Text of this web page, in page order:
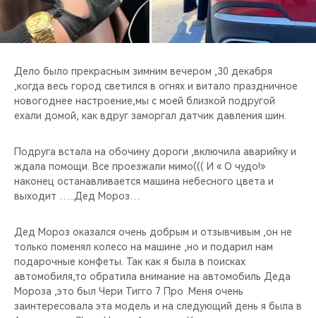
CHERY И СПОРТ
НАШИ МЕРОПРИЯТИЯ
ВИДЕООБЗОРЫ
CHERY ДЛЯ ДЕТЕЙ
Дело было прекрасным зимним вечером ,30 декабря
,когда весь город светился в огнях и витало праздничное
новогоднее настроение,мы с моей близкой подругой
ехали домой, как вдруг заморгал датчик давления шин.
Подруга встала на обочину дороги ,включила аварийку и
ждала помощи. Все проезжали мимо((( И « О чудо!»
наконец останавливается машина небесного цвета и
выходит …..Дед Мороз…
Дед Мороз оказался очень добрым и отзывчивым ,он не
только поменял колесо на машине ,но и подарил нам
подарочные конфеты. Так как я была в поисках
автомобиля,то обратила внимание на автомобиль Деда
Мороза ,это был Чери Тигго 7 Про .Меня очень
заинтересовала эта модель и на следующий день я была в